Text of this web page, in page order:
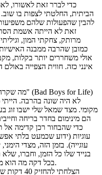
כדי לברר זאת לאשורו,
הביתית, החלטתי לצפות בו
להבין שהפעולות שלהם
זאת לא הייתה אשמת
מרותק, צחקתי המון,
כמובן שהרבה ממבנה
אולי משחררים יותר בקלות,
אינני כזה. חווית הצפייה
מה" (Bad Boys for Life)
לא היה שונה בהרבה.
מקומי. מצד שמאל שלי ישבו זוג
הם מינימום בחדר בריחה
כדי שהבחור רכן קדימה אל
עוגיות (ידוע שכמעט בלתי
עוגייה). בזמן הזה, מצדי
בנייד שלו כל הזמן, וחברו,
בכל דקה מה הוא מפספס בזמן שהוא לא מסתכל על המסך.
הצלחתי